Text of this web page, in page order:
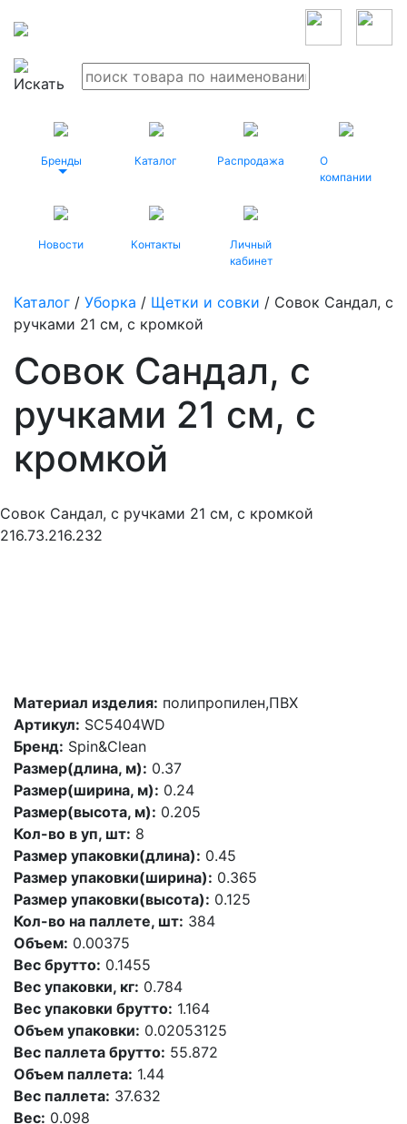
Бренды Каталог Распродажа
О
компании
Новости Контакты
Личный
кабинет
Каталог / Уборка / Щетки и совки / Совок Сандал, с
ручками 21 см, с кромкой
Совок Сандал, с
ручками 21 см, с
кромкой
Совок Сандал, с ручками 21 см, с кромкой
216.73.216.232
Материал изделия: полипропилен,ПВХ
Артикул: SC5404WD
Бренд: Spin&Clean
Размер(длина, м): 0.37
Размер(ширина, м): 0.24
Размер(высота, м): 0.205
Кол-во в уп, шт: 8
Размер упаковки(длина): 0.45
Размер упаковки(ширина): 0.365
Размер упаковки(высота): 0.125
Кол-во на паллете, шт: 384
Объем: 0.00375
Вес брутто: 0.1455
Вес упаковки, кг: 0.784
Вес упаковки брутто: 1.164
Объем упаковки: 0.02053125
Вес паллета брутто: 55.872
Объем паллета: 1.44
Вес паллета: 37.632
Вес: 0.098